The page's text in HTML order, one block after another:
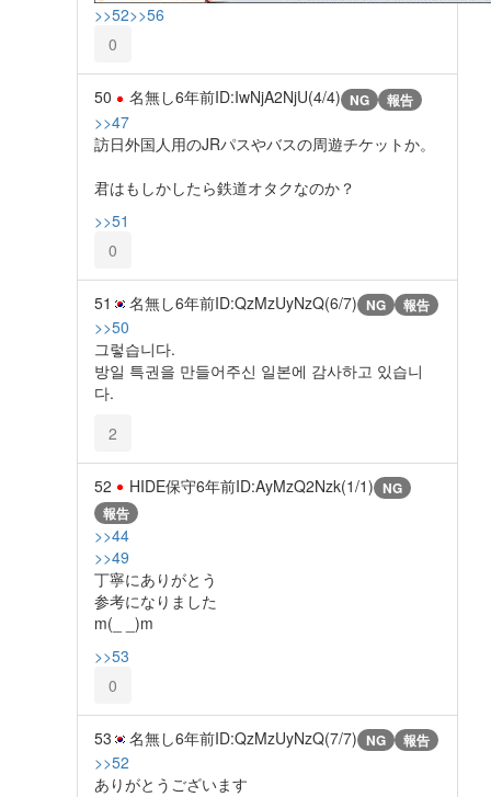
>>52>>56
0
50 名無し6年前ID:IwNjA2NjU(4/4) NG 報告
>>47
訪日外国人用のJRパスやバスの周遊チケットか。
君はもしかしたら鉄道オタクなのか？
>>51
0
51 名無し6年前ID:QzMzUyNzQ(6/7) NG 報告
>>50
그렇습니다.
방일 특권을 만들어주신 일본에 감사하고 있습니
다.
2
52 HIDE保守6年前ID:AyMzQ2Nzk(1/1) NG
報告
>>44
>>49
丁寧にありがとう
参考になりました
m(_ _)m
>>53
0
53 名無し6年前ID:QzMzUyNzQ(7/7) NG 報告
>>52
ありがとうございます